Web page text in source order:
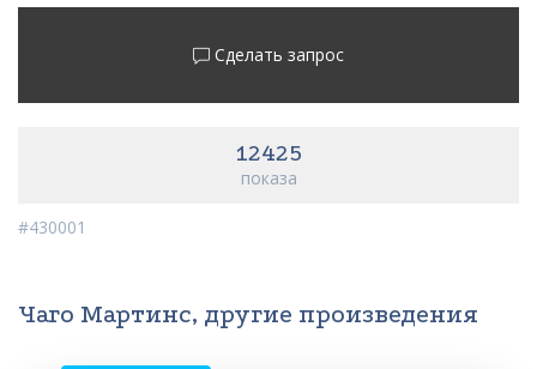
Сделать запрос
12425
показа
#430001
Чаго Мартинс, другие произведения